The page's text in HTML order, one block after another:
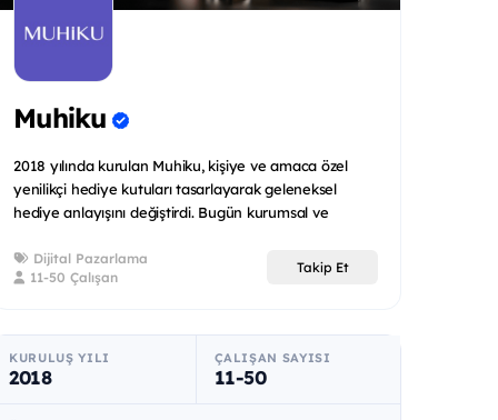
Muhiku
2018 yılında kurulan Muhiku, kişiye ve amaca özel
yenilikçi hediye kutuları tasarlayarak geleneksel
hediye anlayışını değiştirdi. Bugün kurumsal ve
Dijital Pazarlama
11-50 Çalışan
Takip Et
KURULUŞ YILI
2018
ÇALIŞAN SAYISI
11-50